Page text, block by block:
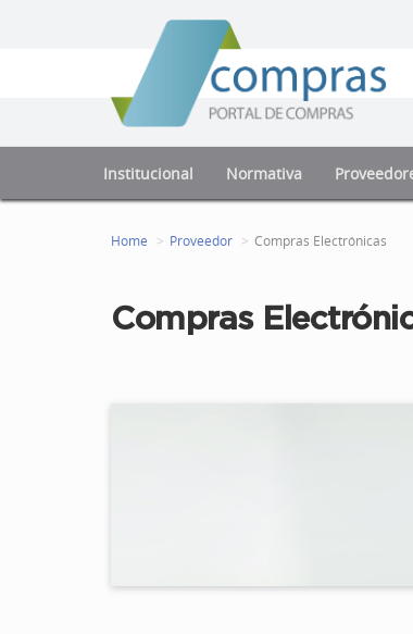
Institucional Normativa
Home Proveedor Compras Electrónicas
Compras